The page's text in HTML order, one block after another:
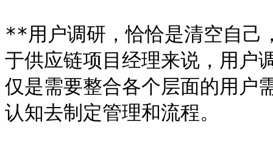
**用户调研，恰恰是清空自
于供应链项目经理来说，用户
仅是需要整合各个层面的用户
认知去制定管理和流程。